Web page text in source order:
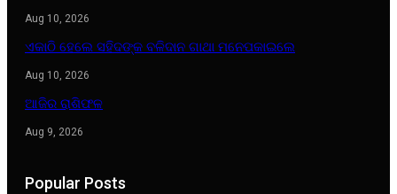
Aug 10, 2026
ଏକାଠି ହେଲେ ସହିଦଙ୍କ ବଳିଦାନ ଗାଥା ମନେପକାଇଲେ
Aug 10, 2026
ଆଜିର ରାଶିଫଳ
Aug 9, 2026
Popular Posts